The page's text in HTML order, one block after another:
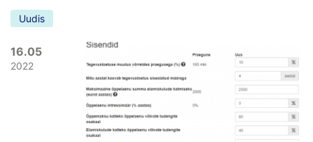
Uudis
16.05
2022